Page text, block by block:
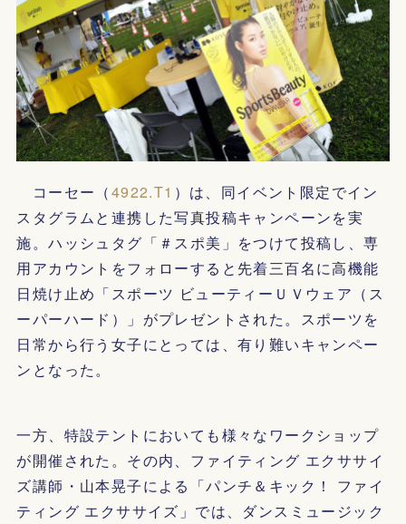
コーセー（4922.T1 ）は、同イベント限定でイン
スタグラムと連携した写真投稿キャンペーンを実
施。ハッシュタグ「＃スポ美」をつけて投稿し、専
用アカウントをフォローすると先着三百名に高機能
日焼け止め「スポーツ ビューティーＵＶウェア（ス
ーパーハード）」がプレゼントされた。スポーツを
日常から行う女子にとっては、有り難いキャンペー
ンとなった。
一方、特設テントにおいても様々なワークショップ
が開催された。その内、ファイティング エクササイ
ズ講師・山本晃子による「パンチ＆キック！ ファイ
ティング エクササイズ」では、ダンスミュージック